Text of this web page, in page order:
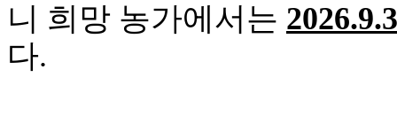
니 희망 농가에서는
다.